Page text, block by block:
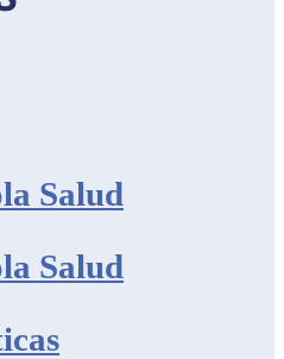
Salud
Salud